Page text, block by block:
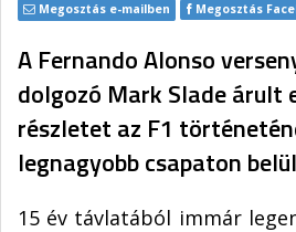
Megosztás e-mailben Megosztás
A Fernando Alonso
dolgozó Mark Slade árult
részletet az F1
legnagyobb csapaton
15 év távlatából immár